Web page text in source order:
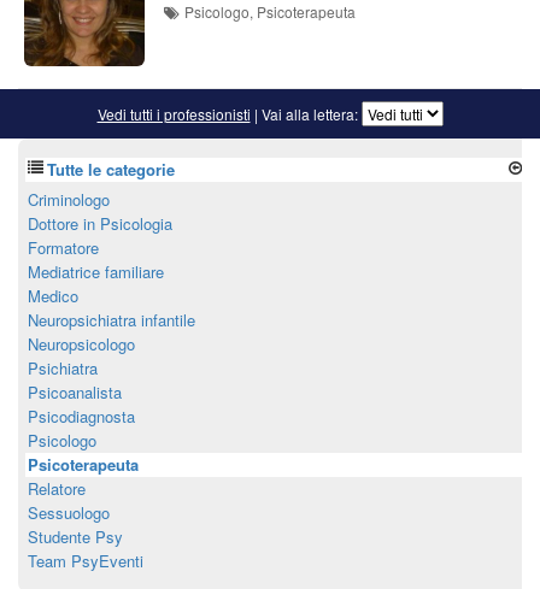
Psicologo, Psicoterapeuta
Vedi tutti i professionisti | Vai alla lettera:
Tutte le categorie
Criminologo
Dottore in Psicologia
Formatore
Mediatrice familiare
Medico
Neuropsichiatra infantile
Neuropsicologo
Psichiatra
Psicoanalista
Psicodiagnosta
Psicologo
Psicoterapeuta
Relatore
Sessuologo
Studente Psy
Team PsyEventi